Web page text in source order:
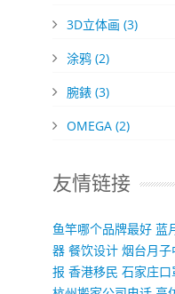
3D立体画 (3)
涂鸦(2)
腕錶(3)
OMEGA(2)
友情链接
鱼竿哪个品牌最好 蓝
器 餐饮设计 烟台月子
报 香港移民 石家庄口